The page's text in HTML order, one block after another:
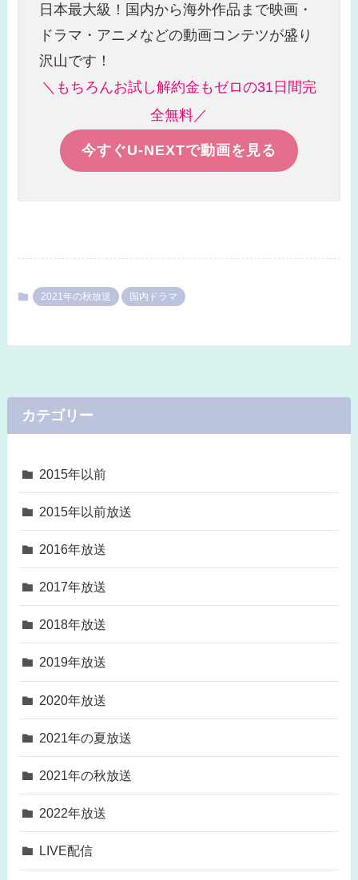
日本最大級！国内から海外作品まで映画・
ドラマ・アニメなどの動画コンテツが盛り
沢山です！
＼もちろんお試し解約金もゼロの31日間完
全無料／
今すぐU-NEXTで動画を見る
2021年の秋放送 国内ドラマ
カテゴリー
2015年以前
2015年以前放送
2016年放送
2017年放送
2018年放送
2019年放送
2020年放送
2021年の夏放送
2021年の秋放送
2022年放送
LIVE配信